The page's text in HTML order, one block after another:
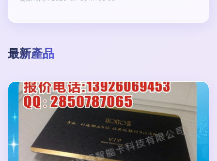
最新產品